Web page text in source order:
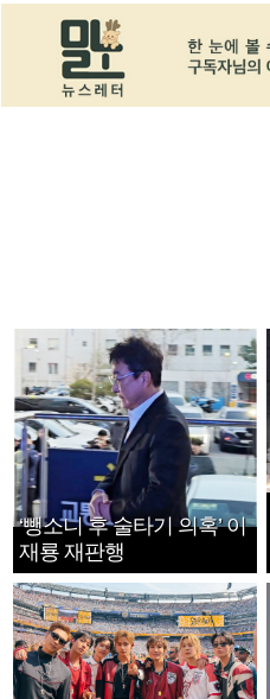
‘뺑소니 후 술타기 의혹’ 이
재룡 재판행